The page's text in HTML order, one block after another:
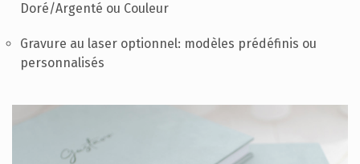
Doré/Argenté ou Couleur
Gravure au laser optionnel: modèles prédéfinis ou
personnalisés